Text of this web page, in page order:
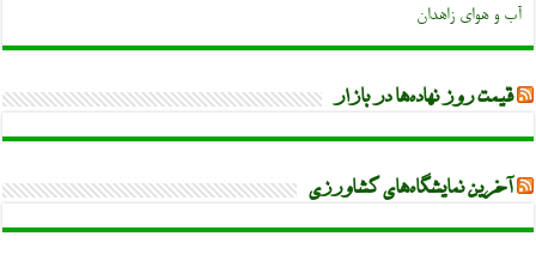
آب و هوای زاهدان
قیمت روز نهاده‌ها در بازار
آخرین نمایشگاه‌های کشاورزی